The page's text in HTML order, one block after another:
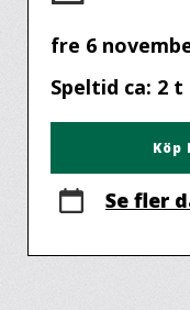
fre 6
Speltid ca: 2 t
Se fler